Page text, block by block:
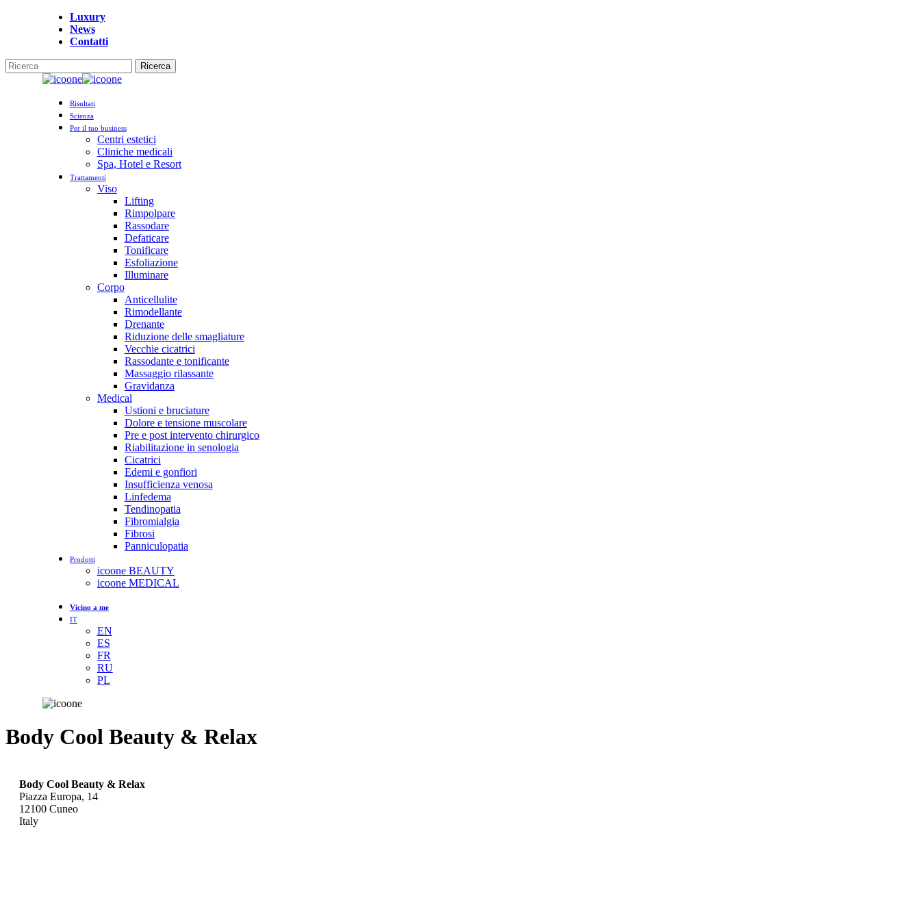
Luxury
News
Contatti
Ricerca
Menu
Risultati
Scienza
Per il tuo business
Centri estetici
Cliniche medicali
Spa, Hotel e Resort
Trattamenti
Viso
Lifting
Rimpolpare
Rassodare
Defaticare
Tonificare
Esfoliazione
Illuminare
Corpo
Anticellulite
Rimodellante
Drenante
Riduzione delle smagliature
Vecchie cicatrici
Rassodante e tonificante
Massaggio rilassante
Gravidanza
Medical
Ustioni e bruciature
Dolore e tensione muscolare
Pre e post intervento chirurgico
Riabilitazione in senologia
Cicatrici
Edemi e gonfiori
Insufficienza venosa
Linfedema
Tendinopatia
Fibromialgia
Fibrosi
Panniculopatia
Prodotti
icoone BEAUTY
icoone MEDICAL
Vicino a me
IT
EN
ES
FR
RU
PL
Body Cool Beauty & Relax
Body Cool Beauty & Relax
Piazza Europa, 14
12100 Cuneo
Italy